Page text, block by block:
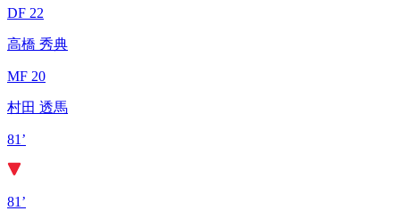
DF 22
高橋 秀典
MF 20
村田 透馬
81’
81’